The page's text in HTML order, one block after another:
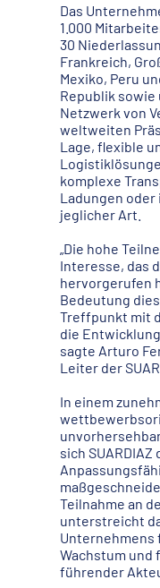
Das
1.000
30
Frankreich,
Mexiko, Peru
Republik
Netzwerk von
weltweiten
Lage, flexible
komplexe
Ladungen
jeglicher Art.
„Die hohe
Interesse, das
hervorgerufen
Bedeutung
Treffpunkt mit
die
sagte Arturo
Leiter der
In einem
sich
Teilnahme an
unterstreicht
Wachstum und
führender